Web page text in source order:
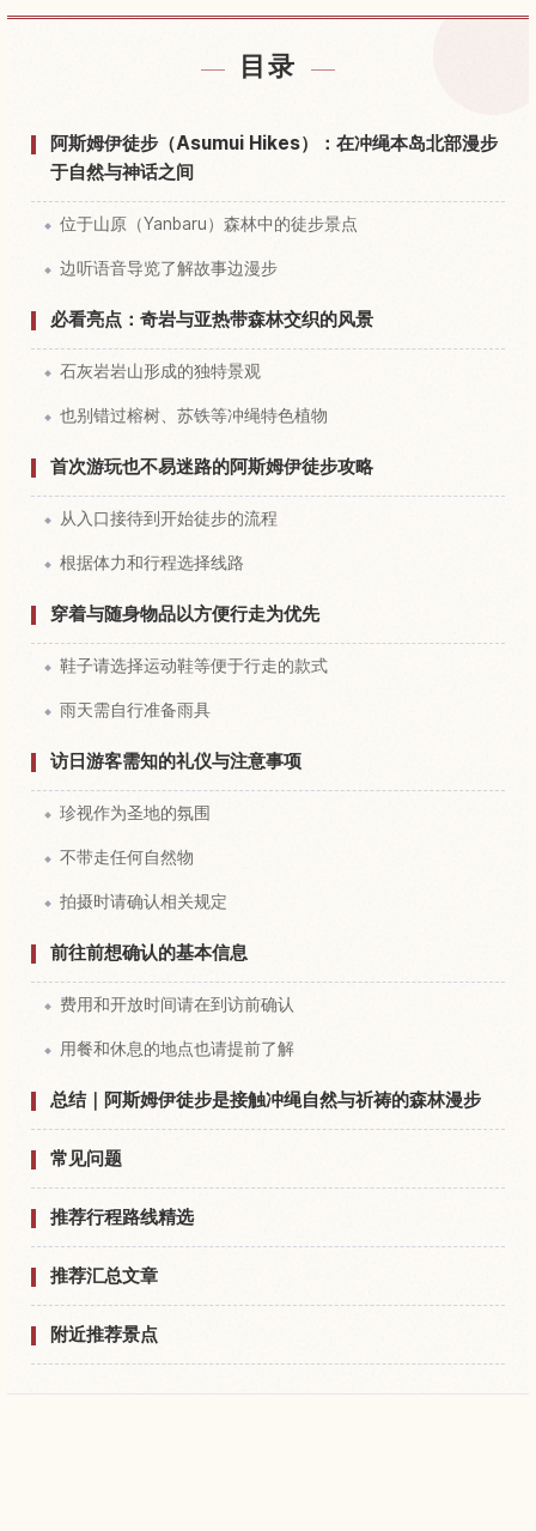
目录
阿斯姆伊徒步（Asumui Hikes）：在冲绳本岛北部漫步
于自然与神话之间
位于山原（Yanbaru）森林中的徒步景点
边听语音导览了解故事边漫步
必看亮点：奇岩与亚热带森林交织的风景
石灰岩岩山形成的独特景观
也别错过榕树、苏铁等冲绳特色植物
首次游玩也不易迷路的阿斯姆伊徒步攻略
从入口接待到开始徒步的流程
根据体力和行程选择线路
穿着与随身物品以方便行走为优先
鞋子请选择运动鞋等便于行走的款式
雨天需自行准备雨具
访日游客需知的礼仪与注意事项
珍视作为圣地的氛围
不带走任何自然物
拍摄时请确认相关规定
前往前想确认的基本信息
费用和开放时间请在到访前确认
用餐和休息的地点也请提前了解
总结｜阿斯姆伊徒步是接触冲绳自然与祈祷的森林漫步
常见问题
推荐行程路线精选
推荐汇总文章
附近推荐景点